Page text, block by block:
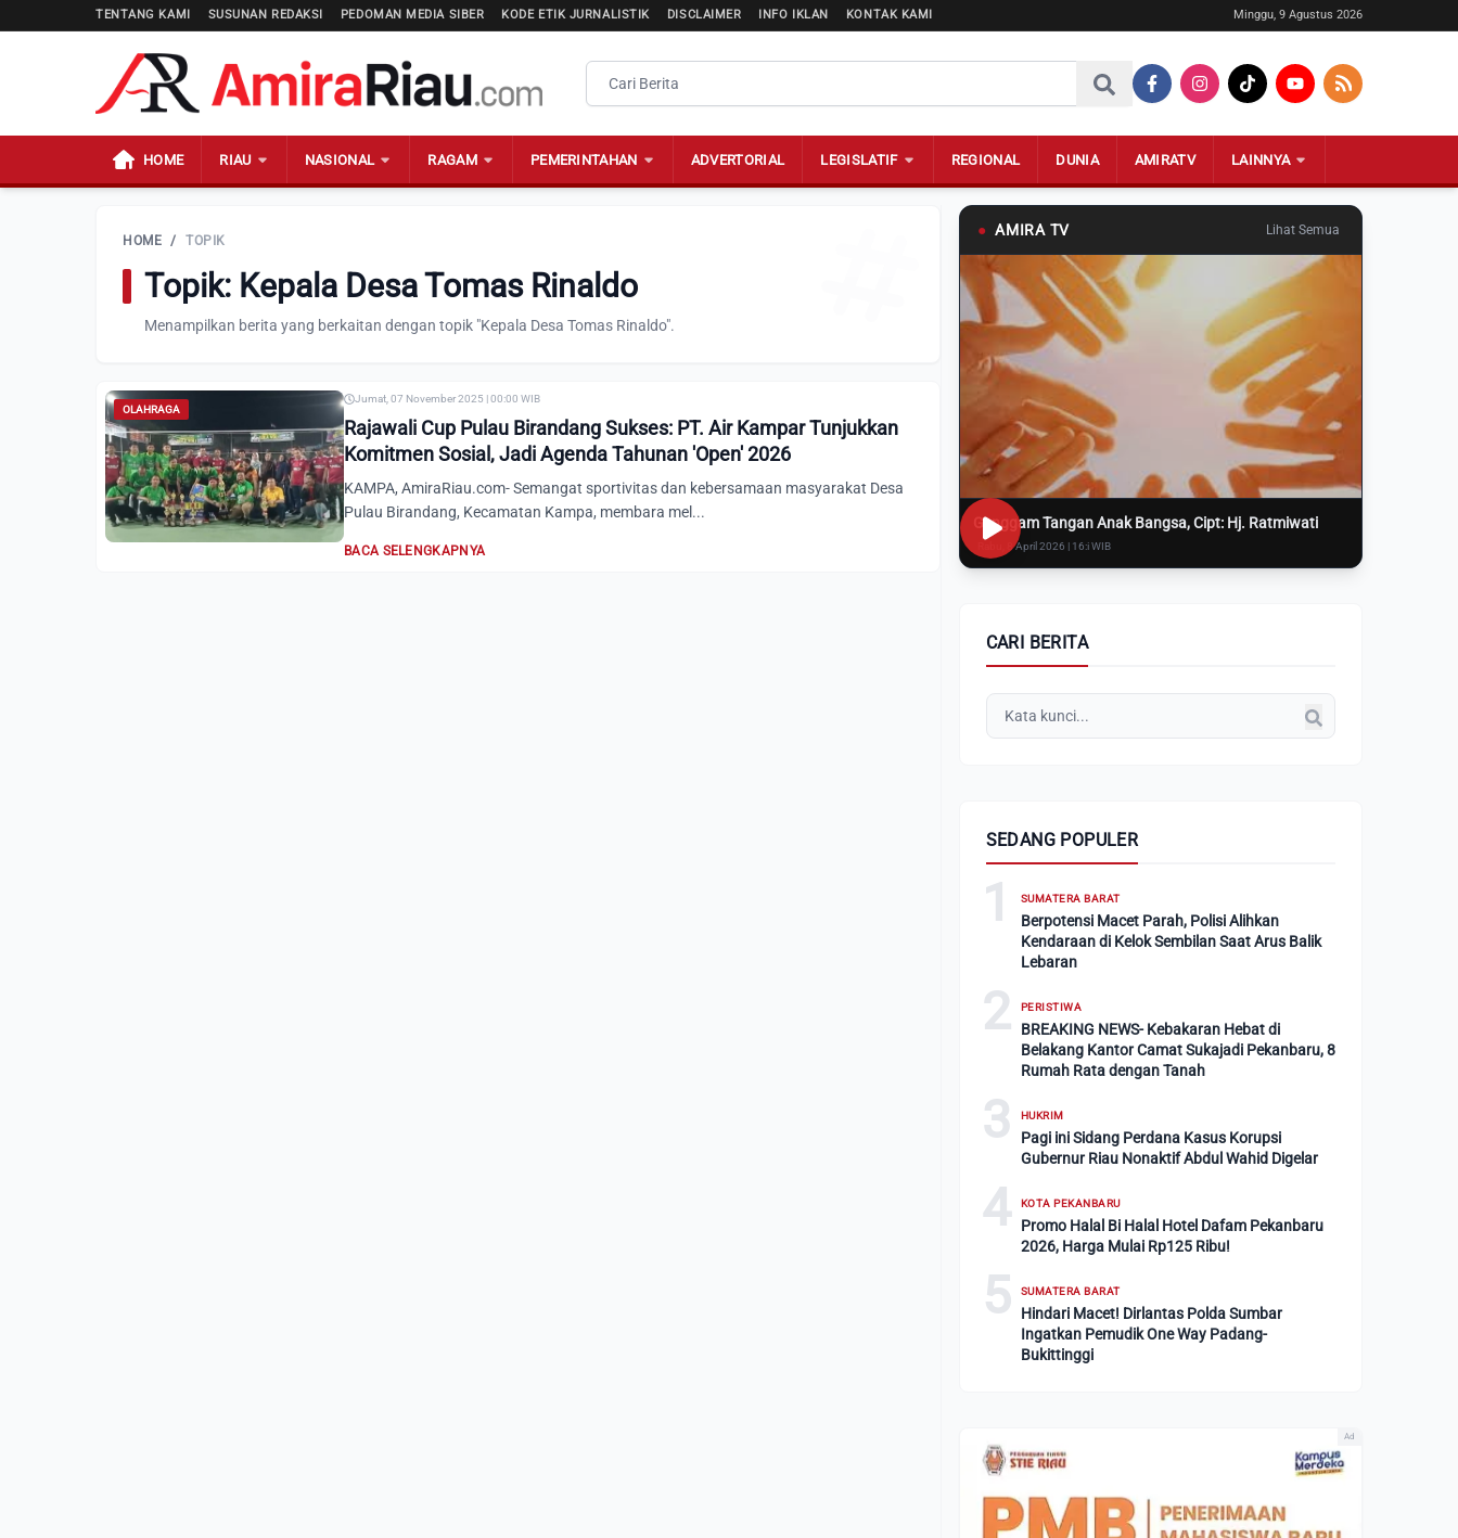
TENTANG KAMI SUSUNAN REDAKSI PEDOMAN MEDIA SIBER KODE ETIK JURNALISTIK DISCLAIMER INFO IKLAN KONTAK KAMI Minggu, 9 Agustus 2026
HOME RIAU NASIONAL RAGAM PEMERINTAHAN ADVERTORIAL LEGISLATIF REGIONAL DUNIA AMIRATV LAINNYA
HOME / TOPIK
Topik: Kepala Desa Tomas Rinaldo
Menampilkan berita yang berkaitan dengan topik "Kepala Desa Tomas Rinaldo".
OLAHRAGA
Jumat, 07 November 2025 | 00:00 WIB
Rajawali Cup Pulau Birandang Sukses: PT. Air Kampar Tunjukkan
Komitmen Sosial, Jadi Agenda Tahunan 'Open' 2026
KAMPA, AmiraRiau.com- Semangat sportivitas dan kebersamaan masyarakat Desa
Pulau Birandang, Kecamatan Kampa, membara mel...
BACA SELENGKAPNYA
● AMIRA TV Lihat Semua
Genggam Tangan Anak Bangsa, Cipt: Hj. Ratmiwati
Rabu, 8 April 2026 | 16:i WIB
CARI BERITA
SEDANG POPULER
1 SUMATERA BARAT
Berpotensi Macet Parah, Polisi Alihkan
Kendaraan di Kelok Sembilan Saat Arus Balik
Lebaran
2 PERISTIWA
BREAKING NEWS- Kebakaran Hebat di
Belakang Kantor Camat Sukajadi Pekanbaru, 8
Rumah Rata dengan Tanah
3 HUKRIM
Pagi ini Sidang Perdana Kasus Korupsi
Gubernur Riau Nonaktif Abdul Wahid Digelar
4 KOTA PEKANBARU
Promo Halal Bi Halal Hotel Dafam Pekanbaru
2026, Harga Mulai Rp125 Ribu!
5 SUMATERA BARAT
Hindari Macet! Dirlantas Polda Sumbar
Ingatkan Pemudik One Way Padang-
Bukittinggi
Ad